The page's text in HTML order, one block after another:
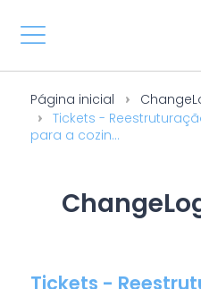
Página inicial
Tickets -
para a cozin...
Tickets -